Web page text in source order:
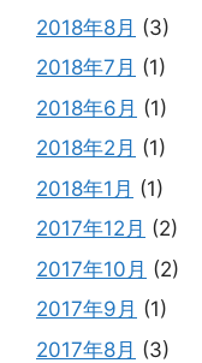
2018年8月 (3)
2018年7月 (1)
2018年6月 (1)
2018年2月 (1)
2018年1月 (1)
2017年12月 (2)
2017年10月 (2)
2017年9月 (1)
2017年8月 (3)